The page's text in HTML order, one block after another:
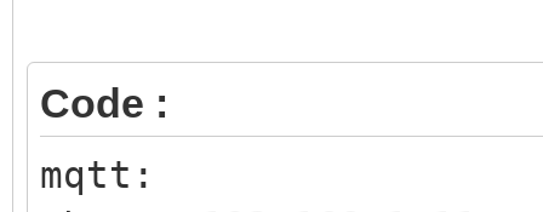
- "8555:8555/tcp" #
- "8555:8555/udp" #
- "8554:8554"
Code :
mqtt: